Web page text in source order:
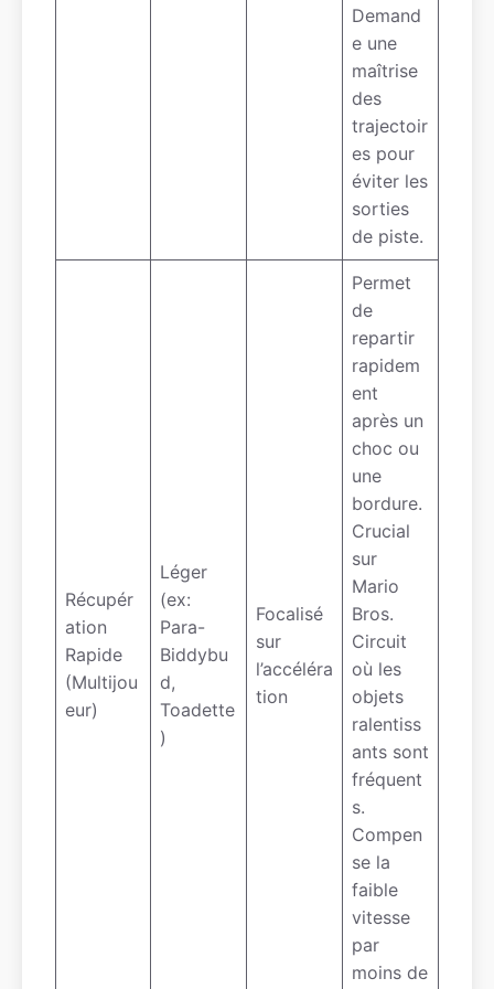
Demand
e une
maîtrise
des
trajectoir
es pour
éviter les
sorties
de piste.
Récupér
ation
Rapide
(Multijou
eur)
Léger
(ex:
Para-
Biddybu
d,
Toadette
)
Focalisé
sur
l’accéléra
tion
Permet
de
repartir
rapidem
ent
après un
choc ou
une
bordure.
Crucial
sur
Mario
Bros.
Circuit
où les
objets
ralentiss
ants sont
fréquent
s.
Compen
se la
faible
vitesse
par
moins de